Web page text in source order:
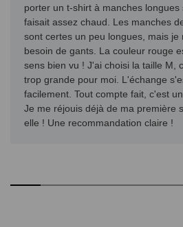
porter un t-shirt à manches longues
faisait assez chaud. Les manches
sont certes un peu longues, mais je
besoin de gants. La couleur rouge
sens bien vu ! J'ai choisi la taille M,
trop grande pour moi. L'échange
facilement. Tout compte fait, c'est
Je me réjouis déjà de ma première
elle ! Une recommandation claire !